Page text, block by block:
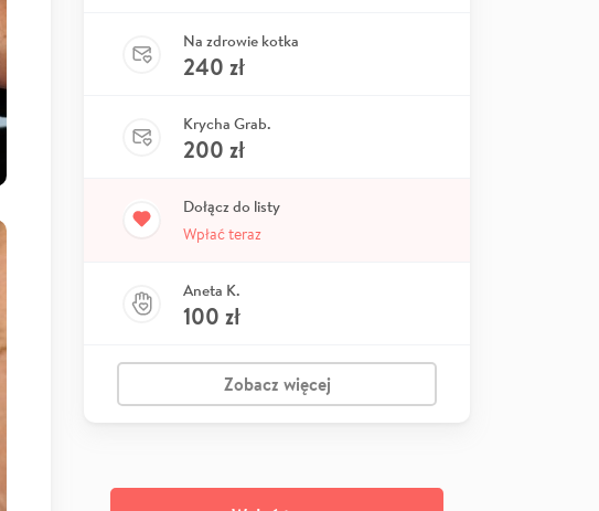
Na zdrowie kotka
240 zł
Krycha Grab.
200 zł
Dołącz do listy
Wpłać teraz
Aneta K.
100 zł
Zobacz więcej